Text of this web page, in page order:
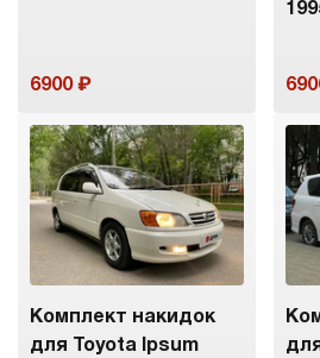
6900
Комплект накидок
для Toyota Ipsum